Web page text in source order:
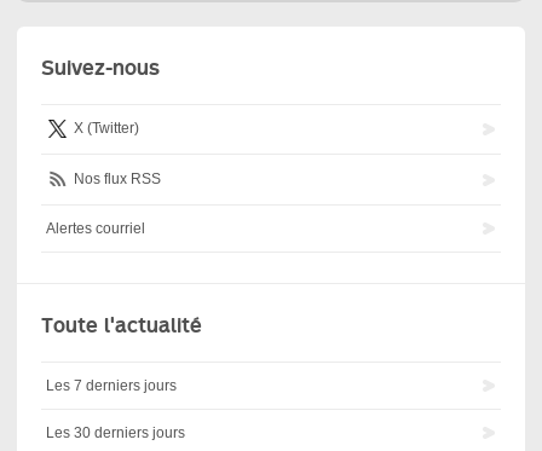
Suivez-nous
X (Twitter)
Nos flux RSS
Alertes courriel
Toute l'actualité
Les 7 derniers jours
Les 30 derniers jours